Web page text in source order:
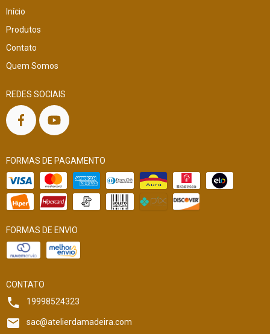
Início
Produtos
Contato
Quem Somos
REDES SOCIAIS
FORMAS DE PAGAMENTO
FORMAS DE ENVIO
CONTATO
19998524323
sac@atelierdamadeira.com